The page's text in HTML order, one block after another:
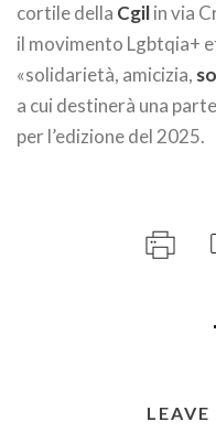
cortile della Cgilin via
il movimento Lgbtqia+
«solidarietà, amicizia,
a cui destinerà una
per l’edizione del 2025.